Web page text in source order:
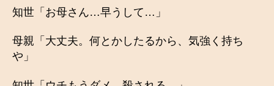
知世「お母さん…早うして…」
母親「大丈夫。何とかしたるから、気強く持ち
や」